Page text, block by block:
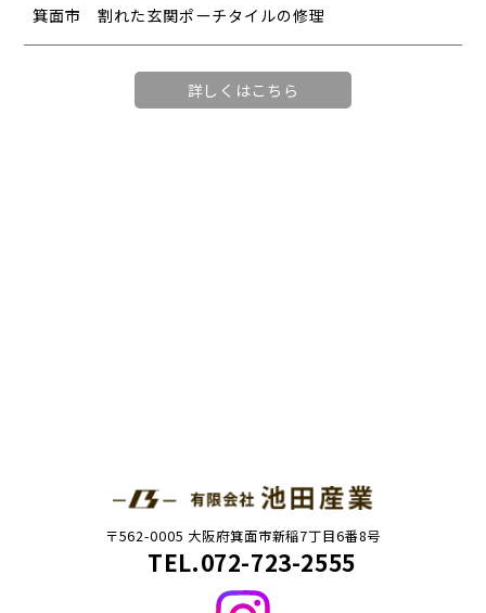
箕面市 割れた玄関ポーチタイルの修理
詳しくはこちら
〒562-0005 大阪府箕面市新稲7丁目6番8号
TEL.072-723-2555